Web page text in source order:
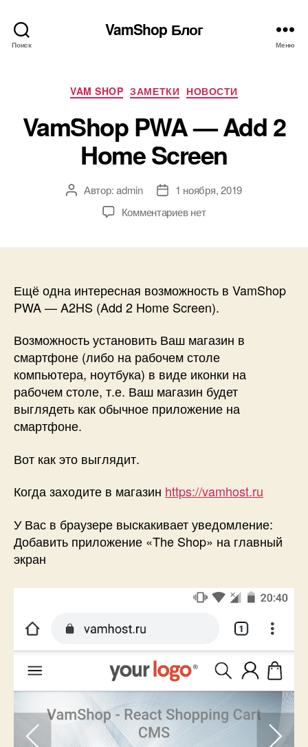
Поиск
VamShop Блог
Меню
Рубрики
VAM SHOP ЗАМЕТКИ НОВОСТИ
VamShop PWA — Add 2
Home Screen
АвторАвтор:admin
Дата1 ноября, 2019
Комментариевк
Add
2
Home
нет
Ещё одна интересная возможность в VamShop
PWA — A2HS (Add 2 Home Screen).
Возможность установить Ваш магазин в
смартфоне (либо на рабочем столе
компьютера, ноутбука) в виде иконки на
рабочем столе, т.е. Ваш магазин будет
выглядеть как обычное приложение на
смартфоне.
Вот как это выглядит.
Когда заходите в магазин https://vamhost.ru
У Вас в браузере выскакивает уведомление:
Добавить приложение «The Shop» на главный
экран